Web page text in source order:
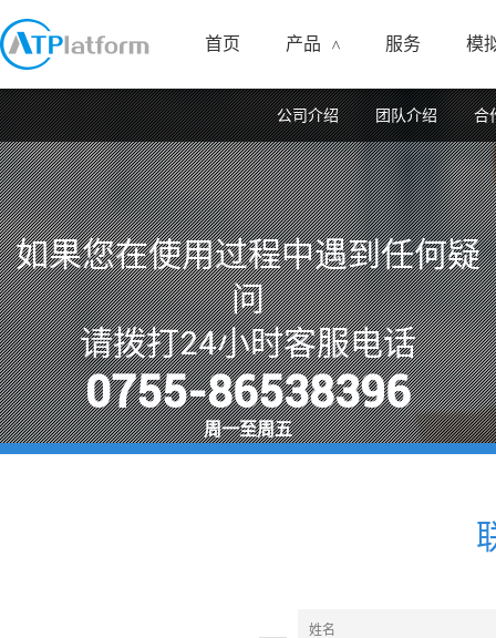
首页 产品 < 服务 模
公司介绍 团队介绍 合
如果您在使用过程中遇到任何疑
问
请拨打24小时客服电话
0755-86538396
周一至周五